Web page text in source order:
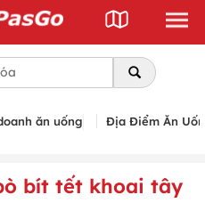
ăn uống Địa Điểm Ăn
bít tết khoai tây